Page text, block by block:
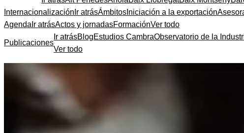
Internacionalización Ir atrásÁmbitos Iniciación a la exportación
Agenda Ir atrásActos y jornadasFormaciónVer todo
Publicaciones
Ir atrásBlogEstudios CambraObservatorio de la
Ver todo